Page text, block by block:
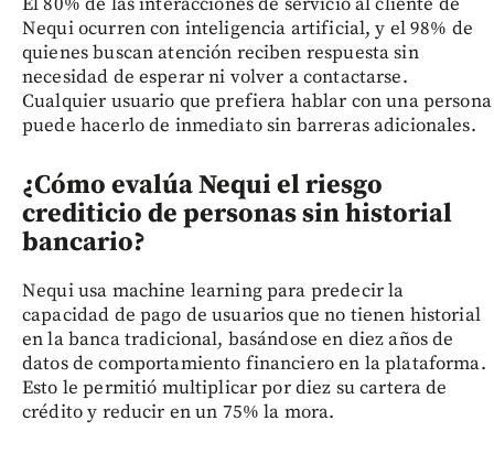
Nequi ocurren con inteligencia artificial, y el 98% de
quienes buscan atención reciben respuesta sin
necesidad de esperar ni volver a contactarse.
Cualquier usuario que prefiera hablar con una persona
puede hacerlo de inmediato sin barreras adicionales.
¿Cómo evalúa Nequi el riesgo
crediticio de personas sin historial
bancario?
Nequi usa machine learning para predecir la
capacidad de pago de usuarios que no tienen historial
en la banca tradicional, basándose en diez años de
datos de comportamiento financiero en la plataforma.
Esto le permitió multiplicar por diez su cartera de
crédito y reducir en un 75% la mora.